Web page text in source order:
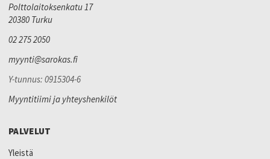
Polttolaitoksenkatu 17
20380 Turku
02 275 2050
myynti@sarokas.fi
Y-tunnus: 0915304-6
Myyntitiimi ja yhteyshenkilöt
PALVELUT
Yleistä